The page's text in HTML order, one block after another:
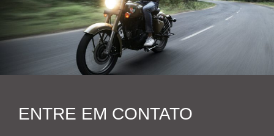
ENTRE EM CONTATO